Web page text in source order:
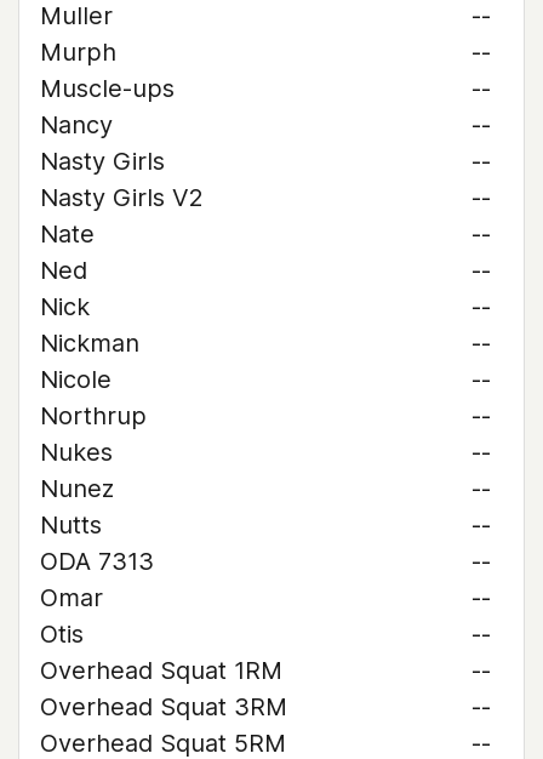
Muller
--
Murph
--
Muscle-ups
--
Nancy
--
Nasty Girls
--
Nasty Girls V2
--
Nate
--
Ned
--
Nick
--
Nickman
--
Nicole
--
Northrup
--
Nukes
--
Nunez
--
Nutts
--
ODA 7313
--
Omar
--
Otis
--
Overhead Squat 1RM
--
Overhead Squat 3RM
--
Overhead Squat 5RM
--